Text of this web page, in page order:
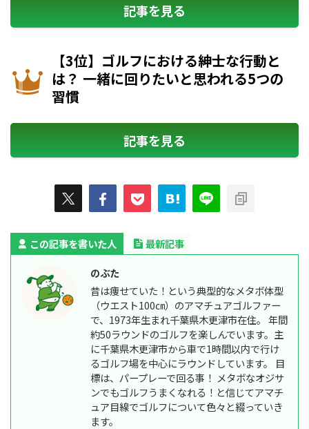
記事を見る
【3位】ゴルフにおける紳士な行動と
は？ 一緒に回りたいと思われる5つの
習慣
記事を見る
この記事を書いた人
最新記事
のぶた
昔は痩せていた！という典型的なメタボ体型
（ウエスト100㎝）のアマチュアゴルファー
で、1973年生まれ千葉県木更津市在住。 年間
約50ラウンドのゴルフを楽しんでいます。主
に千葉県木更津市から車で1時間以内で行け
るゴルフ場を中心にラウンドしています。 目
標は、パープレーで回る事！ メタボなオジサ
ンでもゴルフうまくなれる！と信じてアマチ
ュア目線でゴルフについて色々と綴っていき
ます。